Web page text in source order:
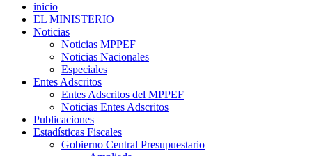
inicio
EL MINISTERIO
Noticias
Noticias MPPEF
Noticias Nacionales
Especiales
Entes Adscritos
Entes Adscritos del MPPEF
Noticias Entes Adscritos
Publicaciones
Estadísticas Fiscales
Gobierno Central Presupuestario